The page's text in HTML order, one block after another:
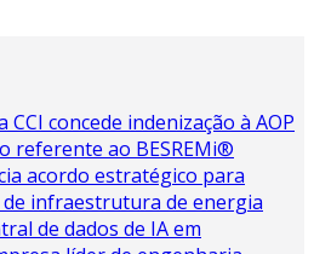
concede indenização à AOP
referente ao BESREMi®
acordo estratégico para
de infraestrutura de energia
de dados de IA em